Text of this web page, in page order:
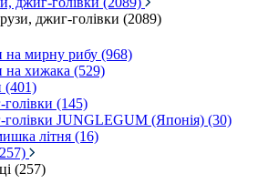
джиг-голівки (2089)
на мирну рибу (968)
на хижака (529)
(401)
(145)
JUNGLEGUM (Японія) (30)
літня (16)
(257)